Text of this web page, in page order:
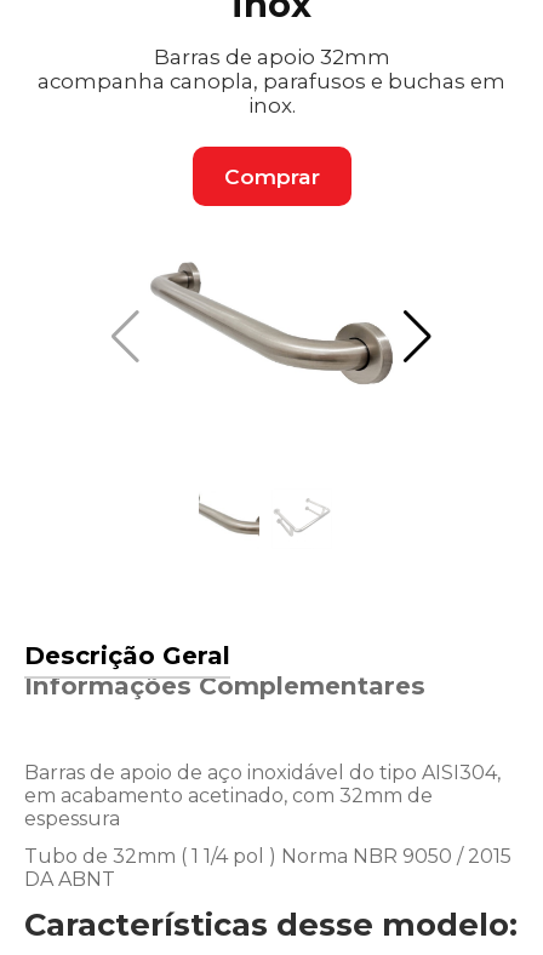
Barras de apoio 32mm
acompanha canopla, parafusos e buchas em
inox.
Comprar
Descrição Geral
Informações Complementares
Barras de apoio de aço inoxidável do tipo AISI304,
em acabamento acetinado, com 32mm de
espessura
Tubo de 32mm ( 1 1/4 pol ) Norma NBR 9050 / 2015
DA ABNT
Características desse modelo: